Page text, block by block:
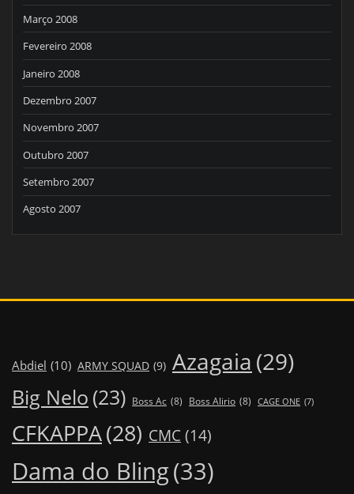
Março 2008
Fevereiro 2008
Janeiro 2008
Dezembro 2007
Novembro 2007
Outubro 2007
Setembro 2007
Agosto 2007
Abdiel (10) ARMY SQUAD (9) Azagaia (29)
Big Nelo (23) Boss Ac (8) Boss Alirio (8) CAGE ONE (7)
CFKAPPA(28) CMC (14)
Dama do Bling(33)